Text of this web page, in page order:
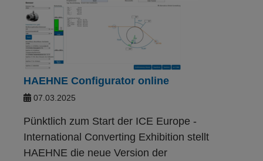
HAEHNE Configurator online
07.03.2025
Pünktlich zum Start der ICE Europe -
International Converting Exhibition stellt
HAEHNE die neue Version der